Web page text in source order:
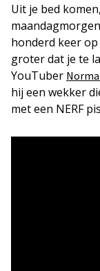
Uit je bed
honderd keer op
groter dat je te
YouTuber
hij een wekker
met een NERF